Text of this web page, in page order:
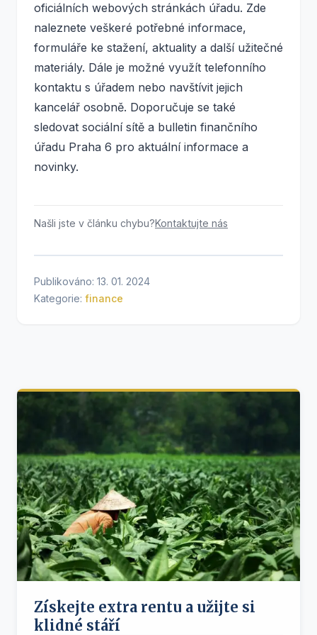
oficiálních webových stránkách úřadu. Zde
naleznete veškeré potřebné informace,
formuláře ke stažení, aktuality a další užitečné
materiály. Dále je možné využít telefonního
kontaktu s úřadem nebo navštívit jejich
kancelář osobně. Doporučuje se také
sledovat sociální sítě a bulletin finančního
úřadu Praha 6 pro aktuální informace a
novinky.
Našli jste v článku chybu?Kontaktujte nás
Publikováno: 13. 01. 2024
Kategorie: finance
Získejte extra rentu a užijte si
klidné stáří